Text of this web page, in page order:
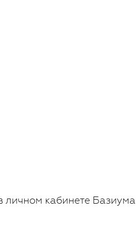
личном кабинете Базиума